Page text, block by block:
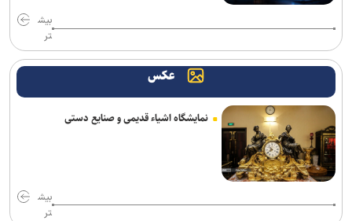
بیش
تر
عکس
نمایشگاه اشیاء قدیمی و صنایع دستی
بیش
تر